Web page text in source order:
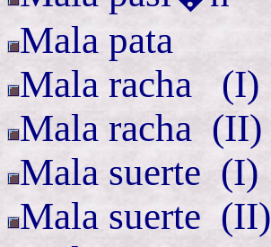
Mala pata
Mala racha (I)
Mala racha (II)
Mala suerte (I)
Mala suerte (II)